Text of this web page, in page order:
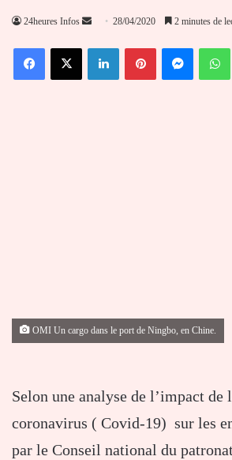
24heures Infos
Envoyer
courriel
28/04/2020 2 minutes de
FacebookX LinkedinPinterest
OMI Un cargo dans le port de Ningbo, en Chine.
Selon une analyse de l’impact de
coronavirus ( Covid-19) sur les
par le Conseil national du